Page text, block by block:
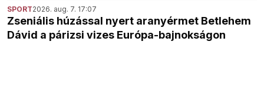
SPORT2026. aug. 7. 17:07
Zseniális húzással nyert aranyérmet Betlehem
Dávid a párizsi vizes Európa-bajnokságon